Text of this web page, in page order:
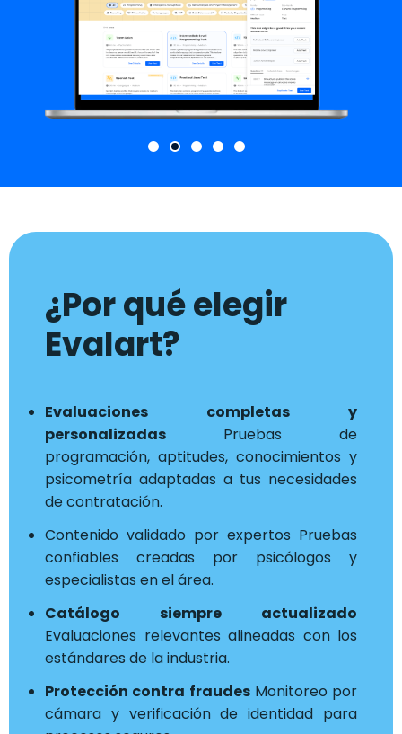
¿Por qué elegir
Evalart?
Evaluaciones completas y
personalizadas Pruebas de
programación, aptitudes, conocimientos y
psicometría adaptadas a tus necesidades
de contratación.
Contenido validado por expertos Pruebas
confiables creadas por psicólogos y
especialistas en el área.
Catálogo siempre actualizado
Evaluaciones relevantes alineadas con los
estándares de la industria.
Protección contra fraudesMonitoreo por
cámara y verificación de identidad para